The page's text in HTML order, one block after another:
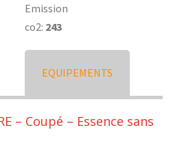
Emission
co2: 243
EQUIPEMENTS
– Coupé – Essence sans